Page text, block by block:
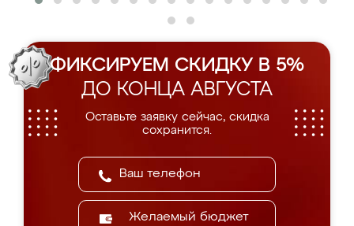
ФИКСИРУЕМ СКИДКУ В 5%
ДО КОНЦА АВГУСТА
Оставьте заявку сейчас, скидка
сохранится.
Желаемый бюджет